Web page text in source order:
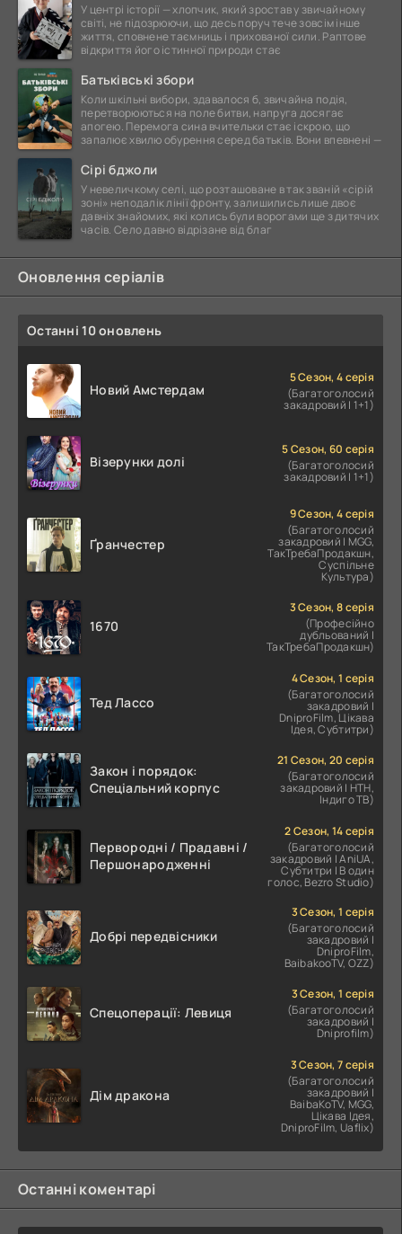
У центрі історії — хлопчик, який зростав у звичайному
світі, не підозрюючи, що десь поруч тече зовсім інше
життя, сповнене таємниць і прихованої сили. Раптове
відкриття його істинної природи стає
Батьківські збори
Коли шкільні вибори, здавалося б, звичайна подія,
перетворюються на поле битви, напруга досягає
апогею. Перемога сина вчительки стає іскрою, що
запалює хвилю обурення серед батьків. Вони впевнені —
Сірі бджоли
У невеличкому селі, що розташоване в так званій «сірій
зоні» неподалік лінії фронту, залишились лише двоє
давніх знайомих, які колись були ворогами ще з дитячих
часів. Село давно відрізане від благ
Оновлення серіалів
Останні 10 оновлень
Новий Амстердам
5 Сезон, 4 серія
(Багатоголосий
закадровий | 1+1)
Візерунки долі
5 Сезон, 60 серія
(Багатоголосий
закадровий | 1+1)
Ґранчестер
9 Сезон, 4 серія
(Багатоголосий
закадровий | MGG,
ТакТребаПродакшн,
Суспільне
Культура)
1670
3 Сезон, 8 серія
(Професійно
дубльований |
ТакТребаПродакшн)
Тед Лассо
4 Сезон, 1 серія
(Багатоголосий
закадровий |
DniproFilm, Цікава
Ідея, Субтитри)
Закон і порядок:
Спеціальний корпус
21 Сезон, 20 серія
(Багатоголосий
закадровий | НТН,
Індиго ТВ)
Первородні / Прадавні /
Першонародженні
2 Сезон, 14 серія
(Багатоголосий
закадровий | AniUA,
Субтитри | В один
голос, Bezro Studio)
Добрі передвісники
3 Сезон, 1 серія
(Багатоголосий
закадровий |
DniproFilm,
BaibakooTV, OZZ)
Спецоперації: Левиця
3 Сезон, 1 серія
(Багатоголосий
закадровий |
Dniprofilm)
Дім дракона
3 Сезон, 7 серія
(Багатоголосий
закадровий |
BaibaKoTV, MGG,
Цікава Ідея,
DniproFilm, Uaflix)
Останні коментарі